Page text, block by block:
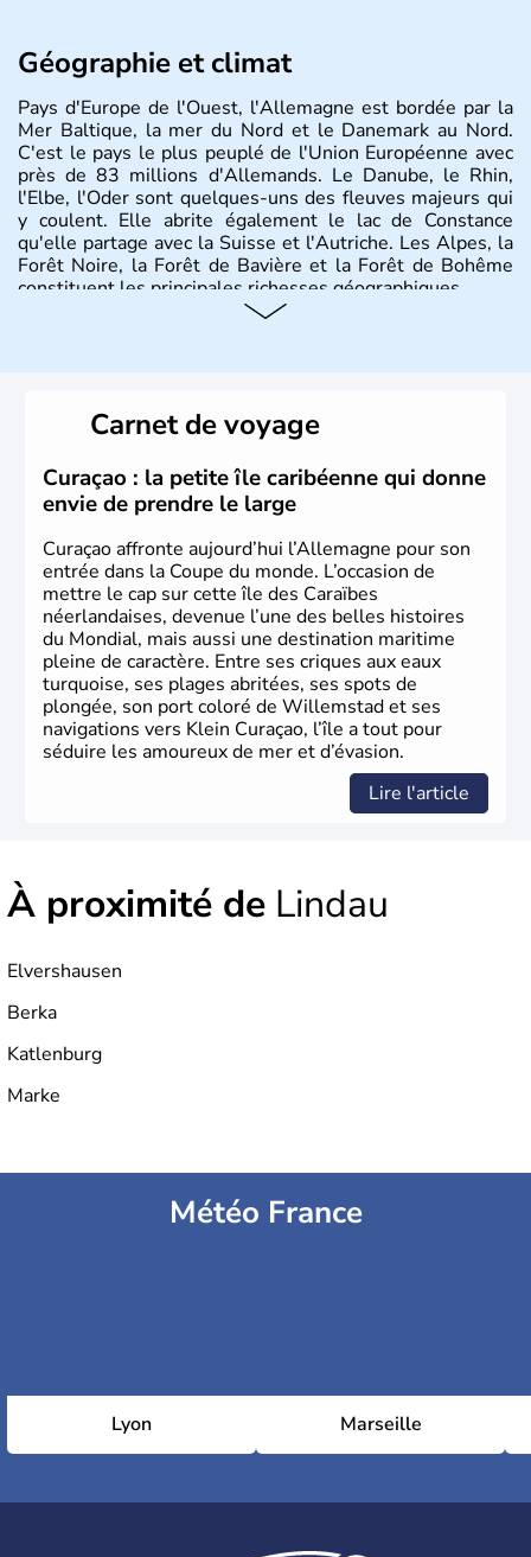
Géographie et climat
Pays d'Europe de l'Ouest, l'Allemagne est bordée par la
Mer Baltique, la mer du Nord et le Danemark au Nord.
C'est le pays le plus peuplé de l'Union Européenne avec
près de 83 millions d'Allemands. Le Danube, le Rhin,
l'Elbe, l'Oder sont quelques-uns des fleuves majeurs qui
y coulent. Elle abrite également le lac de Constance
qu'elle partage avec la Suisse et l'Autriche. Les Alpes, la
Forêt Noire, la Forêt de Bavière et la Forêt de Bohême
constituent les principales richesses géographiques.
lesquelles bénéficient d'une grande autonomie. Le pays
peut se targuer de grands noms qu'il a vu naître dans tous
les domaines, des arts à la politique en passant par la
philosophie. Hertz, Gutenberg, Heidegger, Thomas Mann,
Herman Hesse ou bien Hegel en font partie.
Carnet de voyage
Curaçao : la petite île caribéenne qui donne
envie de prendre le large
Curaçao affronte aujourd’hui l’Allemagne pour son
entrée dans la Coupe du monde. L’occasion de
mettre le cap sur cette île des Caraïbes
néerlandaises, devenue l’une des belles histoires
du Mondial, mais aussi une destination maritime
pleine de caractère. Entre ses criques aux eaux
turquoise, ses plages abritées, ses spots de
plongée, son port coloré de Willemstad et ses
navigations vers Klein Curaçao, l’île a tout pour
séduire les amoureux de mer et d’évasion.
Lire l'article
À proximité de Lindau
Elvershausen
Berka
Katlenburg
Marke
Météo France
Lyon Marseille